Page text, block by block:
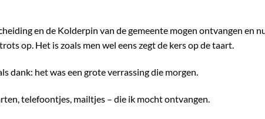
en de Kolderpin van de gemeente mogen ontvangen en
op. Het is zoals men wel eens zegt de kers op de taart.
dank: het was een grote verrassing die morgen.
telefoontjes, mailtjes – die ik mocht ontvangen.